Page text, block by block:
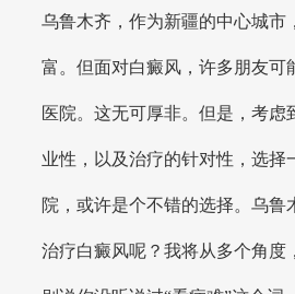
乌鲁木齐，作为新疆的中心城市
富。但面对白癜风，许多朋友可
医院。这无可厚非。但是，考虑
业性，以及治疗的针对性，选择
院，或许是个不错的选择。乌鲁
治疗白癜风呢？我将从多个角度